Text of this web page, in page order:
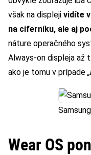
však na displeji vidíte
na ciferníku, ale aj
náture operačného
Always-on displeja až
ako je tomu v prípade
Wear OS